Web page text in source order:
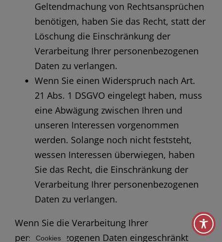
Geltendmachung von Rechtsansprüchen
benötigen, haben Sie das Recht, statt der
Löschung die Einschränkung der
Verarbeitung Ihrer personenbezogenen
Daten zu verlangen.
Wenn Sie einen Widerspruch nach Art.
21 Abs. 1 DSGVO eingelegt haben, muss
eine Abwägung zwischen Ihren und
unseren Interessen vorgenommen
werden. Solange noch nicht feststeht,
wessen Interessen überwiegen, haben
Sie das Recht, die Einschränkung der
Verarbeitung Ihrer personenbezogenen
Daten zu verlangen.
Wenn Sie die Verarbeitung Ihrer
personenbezogenen Daten eingeschränkt
Cookies